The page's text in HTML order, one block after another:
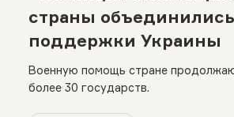
страны
поддержки Украины
Военную помощь стране
более 30 государств.